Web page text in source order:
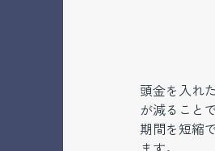
頭金を入れ
が減ること
期間を短縮